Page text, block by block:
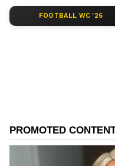
ಮತ್ತೆ ನೀರಾಗಿ
ಮೇಲೆ ಕೂರುವಂತೆ
ತೇವಾಂಶವನ್ನು
ಔಷಧ ಆಡಳಿತ (FDA)
FOOTBALL WC '26